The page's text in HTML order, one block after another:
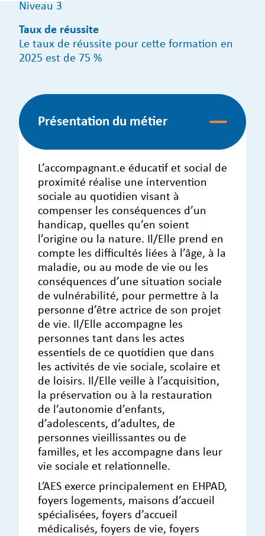
Niveau 3
Taux de réussite
Le taux de réussite pour cette formation en
2025 est de 75 %
Présentation du métier
L’accompagnant.e éducatif et social de
proximité réalise une intervention
sociale au quotidien visant à
compenser les conséquences d’un
handicap, quelles qu’en soient
l’origine ou la nature. Il/Elle prend en
compte les difficultés liées à l’âge, à la
maladie, ou au mode de vie ou les
conséquences d’une situation sociale
de vulnérabilité, pour permettre à la
personne d’être actrice de son projet
de vie. Il/Elle accompagne les
personnes tant dans les actes
essentiels de ce quotidien que dans
les activités de vie sociale, scolaire et
de loisirs. Il/Elle veille à l’acquisition,
la préservation ou à la restauration
de l’autonomie d’enfants,
d’adolescents, d’adultes, de
personnes vieillissantes ou de
familles, et les accompagne dans leur
vie sociale et relationnelle.
L’AES exerce principalement en EHPAD,
foyers logements, maisons d’accueil
spécialisées, foyers d’accueil
médicalisés, foyers de vie, foyers